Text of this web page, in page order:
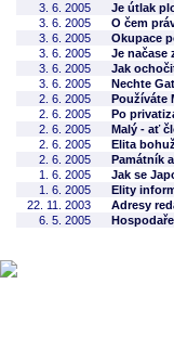
3. 6. 2005
Je útlak
3. 6. 2005
O čem
3. 6. 2005
Okupace
3. 6. 2005
Je načase
3. 6. 2005
Jak
3. 6. 2005
Nechte
2. 6. 2005
Používáte
2. 6. 2005
Po
2. 6. 2005
Malý - ať
2. 6. 2005
Elita
2. 6. 2005
Památník
1. 6. 2005
Jak se
1. 6. 2005
Elity
22. 11. 2003
Adresy
6. 5. 2005